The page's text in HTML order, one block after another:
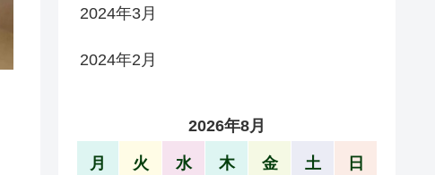
2024年3月
2024年2月
2026年8月
月 火 水 木 金 土 日